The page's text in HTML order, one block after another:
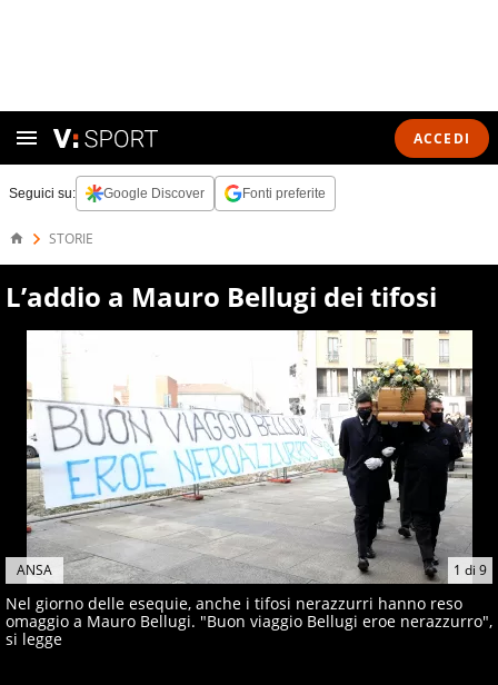
ACCEDI
Seguici su: Google Discover Fonti preferite
STORIE
L’addio a Mauro Bellugi dei tifosi
1 di 9
ANSA
Nel giorno delle esequie, anche i tifosi nerazzurri hanno reso
omaggio a Mauro Bellugi. "Buon viaggio Bellugi eroe nerazzurro",
si legge